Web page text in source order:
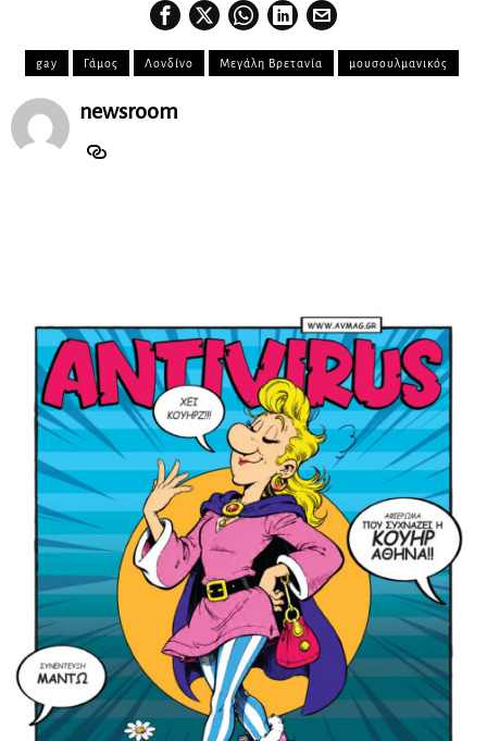
gay Γάμος Λονδίνο Μεγάλη Βρετανία μουσουλμανικός
newsroom